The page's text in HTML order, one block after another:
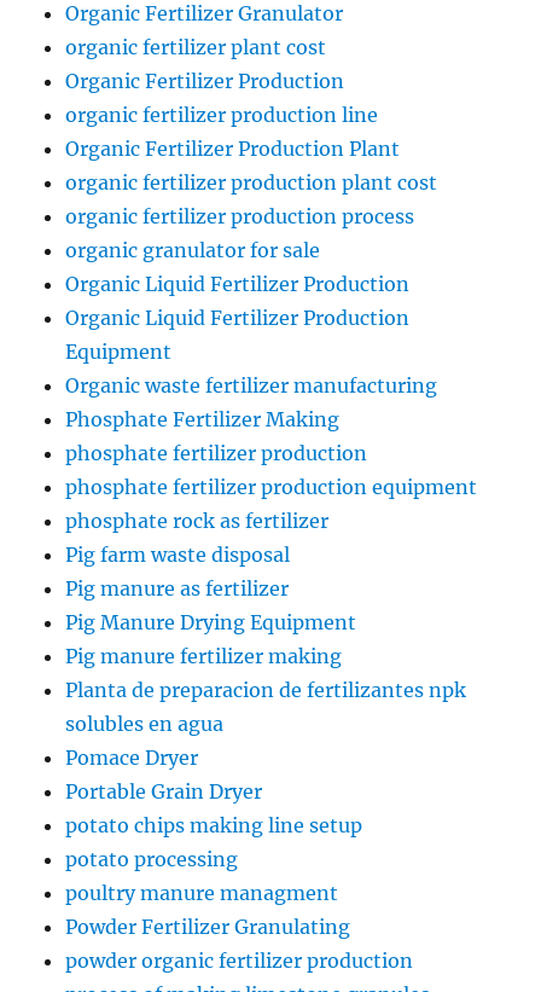
Organic Fertilizer Granulator
organic fertilizer plant cost
Organic Fertilizer Production
organic fertilizer production line
Organic Fertilizer Production Plant
organic fertilizer production plant cost
organic fertilizer production process
organic granulator for sale
Organic Liquid Fertilizer Production
Organic Liquid Fertilizer Production
Equipment
Organic waste fertilizer manufacturing
Phosphate Fertilizer Making
phosphate fertilizer production
phosphate fertilizer production equipment
phosphate rock as fertilizer
Pig farm waste disposal
Pig manure as fertilizer
Pig Manure Drying Equipment
Pig manure fertilizer making
Planta de preparacion de fertilizantes npk
solubles en agua
Pomace Dryer
Portable Grain Dryer
potato chips making line setup
potato processing
poultry manure managment
Powder Fertilizer Granulating
powder organic fertilizer production